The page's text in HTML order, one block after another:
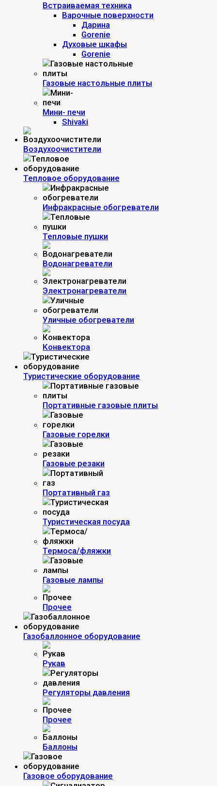
Встраиваемая техника
Варочные поверхности
Дарина
Gorenie
Духовые шкафы
Gorenie
Газовые настольные плиты
Мини- печи
Shivaki
Воздухоочистители
Тепловое оборудование
Инфракрасные обогреватели
Тепловые пушки
Водонагреватели
Электронагреватели
Уличные обогреватели
Конвектора
Туристические оборудование
Портативные газовые плиты
Газовые горелки
Газовые резаки
Портативный газ
Туристическая посуда
Термоса/фляжки
Газовые лампы
Прочее
Газобаллонное оборудование
Рукав
Регуляторы давления
Прочее
Баллоны
Газовое оборудование